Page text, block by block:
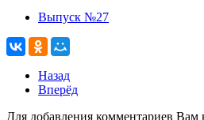
Выпуск №27
Назад
Вперёд
Для добавления комментариев Вам